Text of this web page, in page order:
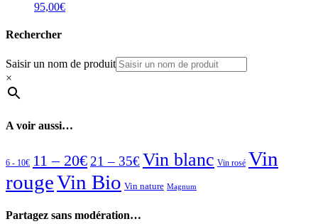
95,00€
Rechercher
Saisir un nom de produit
×
A voir aussi…
6 - 10€ 11 – 20€ 21 – 35€Vin blanc Vin rosé Vin
rougeVin Bio Vin nature Magnum
Partagez sans modération…